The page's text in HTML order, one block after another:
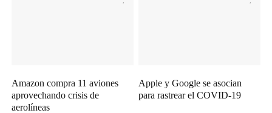
Amazon compra 11 aviones
aprovechando crisis de
aerolíneas
Apple y Google se asocian
para rastrear el COVID-19